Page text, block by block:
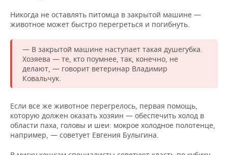
Никогда не оставлять питомца в закрытой машине —
животное может быстро перегреться и погибнуть.
— В закрытой машине наступает такая душегубка.
Хозяева — те, кто поумнее, так, конечно, не
делают, — говорит ветеринар Владимир
Ковальчук.
Если все же животное перегрелось, первая помощь,
которую должен оказать хозяин — обеспечить холод в
области паха, головы и шеи: мокрое холодное полотенце,
например, — советует Евгения Булыгина.